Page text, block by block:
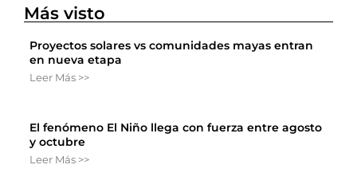
Más visto
Proyectos solares vs comunidades mayas entran
en nueva etapa
Leer Más >>
El fenómeno El Niño llega con fuerza entre agosto
y octubre
Leer Más >>